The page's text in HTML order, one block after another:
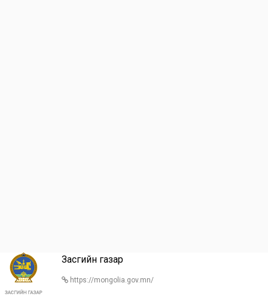
Засгийн газар
https://mongolia.gov.mn/